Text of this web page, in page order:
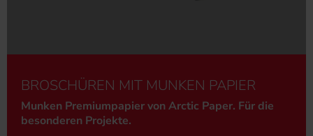
BROSCHÜREN MIT MUNKEN PAPIER
Munken Premiumpapier von Arctic Paper. Für die
besonderen Projekte.